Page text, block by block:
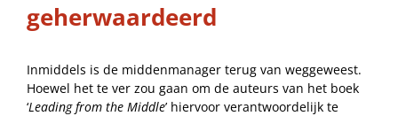
geherwaardeerd
Inmiddels is de middenmanager terug van weggeweest.
Hoewel het te ver zou gaan om de auteurs van het boek
‘Leading from the Middle’ hiervoor verantwoordelijk te